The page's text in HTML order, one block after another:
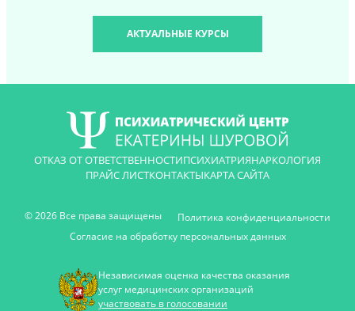
АКТУАЛЬНЫЕ КУРСЫ
ОТКАЗ ОТ ОТВЕТСТВЕННОСТИПСИХИАТРИЯНАРКОЛОГИЯ
ПРАЙС ЛИСТКОНТАКТЫКАРТА САЙТА
© 2026 Все права защищены
Политика конфиденциальности
Согласие на обработку персональных данных
Независимая оценка качества оказания
услуг медицинских организаций
участвовать в голосовании